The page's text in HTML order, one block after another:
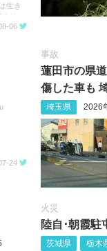
生き
故 #
06
24
事故
蓮田市の県
傷した車も
埼玉県 2026
火災
陸自･朝霞駐
茨城県 栃木